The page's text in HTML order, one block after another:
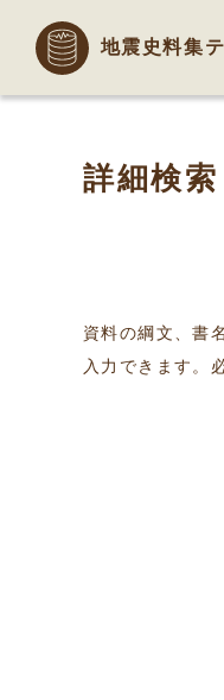
地震史料集
詳細検索
資料の綱文、書
入力できます。